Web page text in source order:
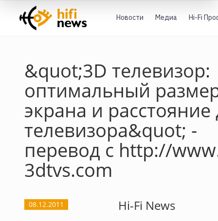
Новости Медиа Hi-Fi
&quot;3D телевизор:
оптимальный
экрана и расстояние
телевизора&quot; -
перевод с http://
3dtvs.com
08.12.2011 Hi-Fi News